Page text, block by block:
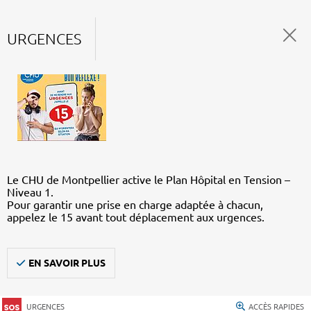
URGENCES
Le CHU de Montpellier active le Plan Hôpital en Tension –
Niveau 1.
Pour garantir une prise en charge adaptée à chacun,
appelez le 15 avant tout déplacement aux urgences.
EN SAVOIR PLUS
URGENCES ACCÈS RAPIDES